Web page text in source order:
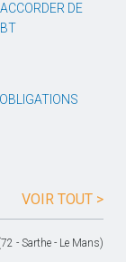
DE
VOIR TOUT >
- Sarthe - Le Mans)